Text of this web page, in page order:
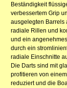
Beständigkeit
verbessertem Grip
ausgelegten Barrels
radiale Rillen und
und ein
durch ein
radiale Einschnitte
Die Darts sind mit
profitieren von
reduziert und die